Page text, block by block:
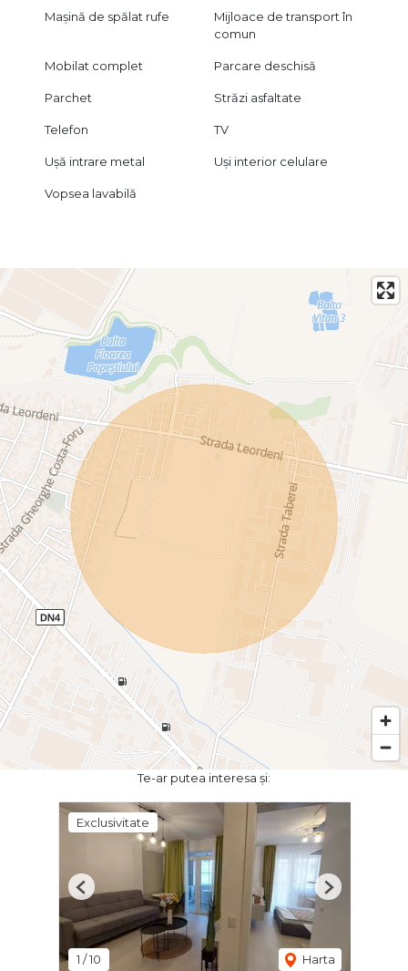
Mașină de spălat rufe
Mijloace de transport în
comun
Mobilat complet Parcare deschisă
Parchet Străzi asfaltate
Telefon TV
Ușă intrare metal Uși interior celulare
Vopsea lavabilă
Te-ar putea interesa și:
Exclusivitate
1 /10 Harta
Previous Next